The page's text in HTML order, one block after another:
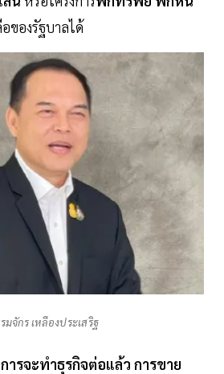
ของรัฐบาลได้
มจักร เหลืองประเสริฐ
ารจะทำธุรกิจต่อแล้ว การขาย